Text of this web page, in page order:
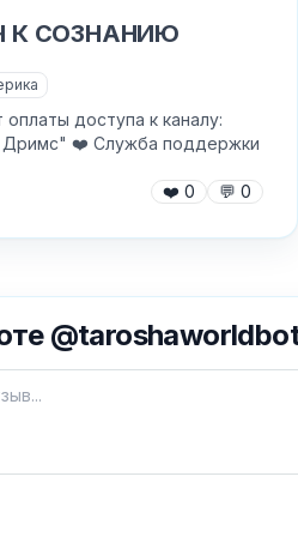
К СОЗНАНИЮ
доступа к каналу:
Дримс" ❤️ Служба поддержки
❤️ 0 💬 0